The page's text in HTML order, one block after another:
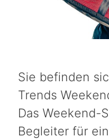
Sie befinden
Trends
Das Weekend-
Begleiter für